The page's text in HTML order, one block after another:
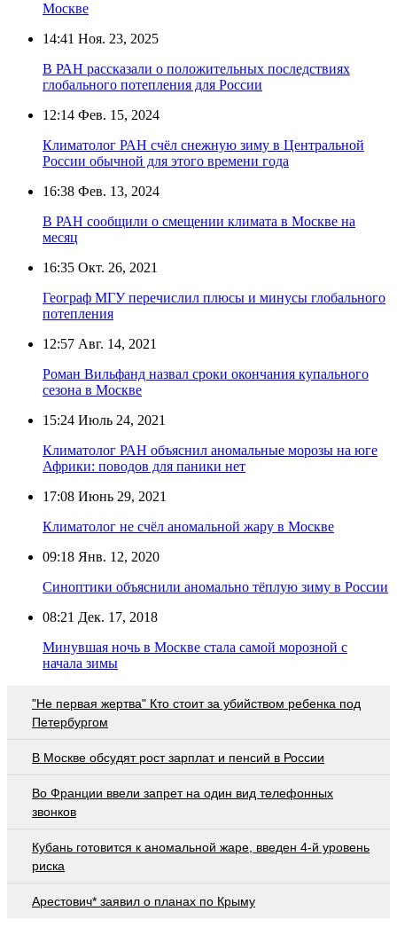
Москве
14:41 Ноя. 23, 2025
В РАН рассказали о положительных последствиях
глобального потепления для России
12:14 Фев. 15, 2024
Климатолог РАН счёл снежную зиму в Центральной
России обычной для этого времени года
16:38 Фев. 13, 2024
В РАН сообщили о смещении климата в Москве на
месяц
16:35 Окт. 26, 2021
Географ МГУ перечислил плюсы и минусы глобального
потепления
12:57 Авг. 14, 2021
Роман Вильфанд назвал сроки окончания купального
сезона в Москве
15:24 Июль 24, 2021
Климатолог РАН объяснил аномальные морозы на юге
Африки: поводов для паники нет
17:08 Июнь 29, 2021
Климатолог не счёл аномальной жару в Москве
09:18 Янв. 12, 2020
Синоптики объяснили аномально тёплую зиму в России
08:21 Дек. 17, 2018
Минувшая ночь в Москве стала самой морозной с
начала зимы
"Не первая жертва" Кто стоит за убийством ребенка под
Петербургом
В Москве обсудят рост зарплат и пенсий в России
Во Франции ввели запрет на один вид телефонных
звонков
Кубань готовится к аномальной жаре, введен 4-й уровень
риска
Арестович* заявил о планах по Крыму